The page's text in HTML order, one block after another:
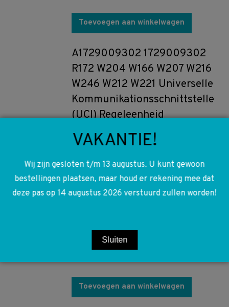
Toevoegen aan winkelwagen
A1729009302 1729009302
R172 W204 W166 W207 W216
W246 W212 W221 Universelle
Kommunikationsschnittstelle
(UCI) Regeleenheid
€ 150,00
Toevoegen aan winkelwagen
A6420920401 6420920401
W164 W251 W212 W221 W639
Toevoegen aan winkelwagen
VAKANTIE!
Wij zijn gesloten t/m 13 augustus. U kunt gewoon
bestellingen plaatsen, maar houd er rekening mee dat
deze pas op 14 augustus 2026 verstuurd zullen worden!
Sluiten